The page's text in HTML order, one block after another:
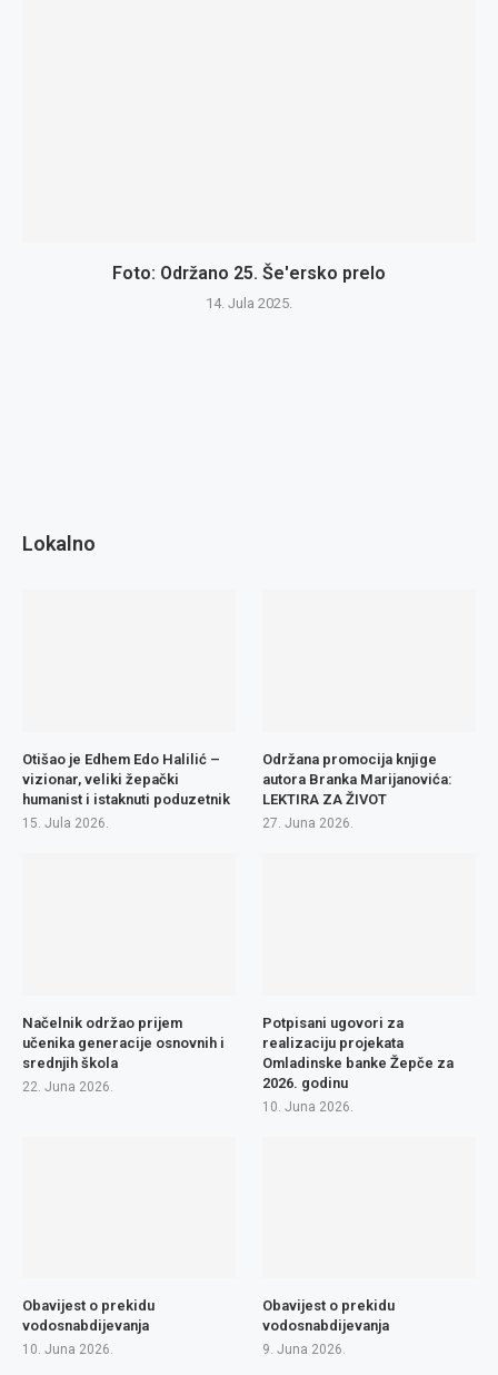
Foto: Održano 25. Še'ersko prelo
14. Jula 2025.
Lokalno
Otišao je Edhem Edo Halilić –
vizionar, veliki žepački
humanist i istaknuti poduzetnik
15. Jula 2026.
Održana promocija knjige
autora Branka Marijanovića:
LEKTIRA ZA ŽIVOT
27. Juna 2026.
Načelnik održao prijem
učenika generacije osnovnih i
srednjih škola
22. Juna 2026.
Potpisani ugovori za
realizaciju projekata
Omladinske banke Žepče za
2026. godinu
10. Juna 2026.
Obavijest o prekidu
vodosnabdijevanja
10. Juna 2026.
Obavijest o prekidu
vodosnabdijevanja
9. Juna 2026.